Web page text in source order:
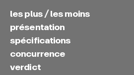
les plus / les moins
présentation
spécifications
concurrence
verdict